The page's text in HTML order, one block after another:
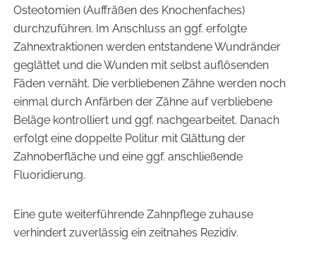
Osteotomien (Auffräßen des Knochenfaches)
durchzuführen. Im Anschluss an ggf. erfolgte
Zahnextraktionen werden entstandene Wundränder
geglättet und die Wunden mit selbst auflösenden
Fäden vernäht. Die verbliebenen Zähne werden noch
einmal durch Anfärben der Zähne auf verbliebene
Beläge kontrolliert und ggf. nachgearbeitet. Danach
erfolgt eine doppelte Politur mit Glättung der
Zahnoberfläche und eine ggf. anschließende
Fluoridierung.
Eine gute weiterführende Zahnpflege zuhause
verhindert zuverlässig ein zeitnahes Rezidiv.